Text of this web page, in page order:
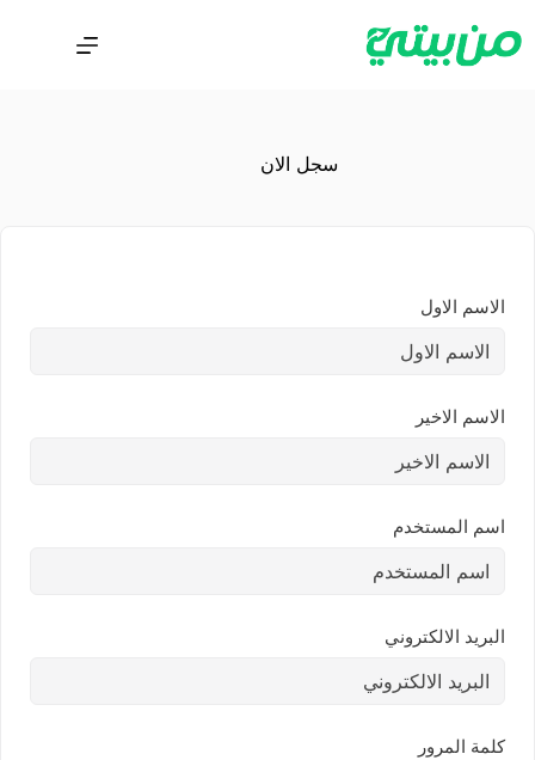
سجل الان
الاسم الاول
الاسم الاخير
اسم المستخدم
البريد الالكتروني
كلمة المرور